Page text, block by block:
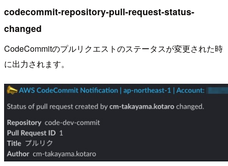
codecommit-repository-pull-request-status-
changed
CodeCommitのプルリクエストのステータスが変更された時
に出力されます。